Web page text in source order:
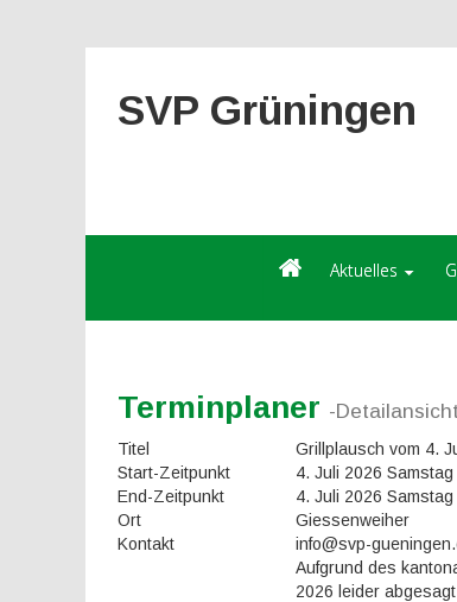
SVP Grüningen
Aktuelles
Terminplaner -
Titel
Grillplausch vom 4.
Start-Zeitpunkt
4. Juli 2026
End-Zeitpunkt
4. Juli 2026
Ort
Giessenweiher
Kontakt
info@svp-
Aufgrund des
2026 leider